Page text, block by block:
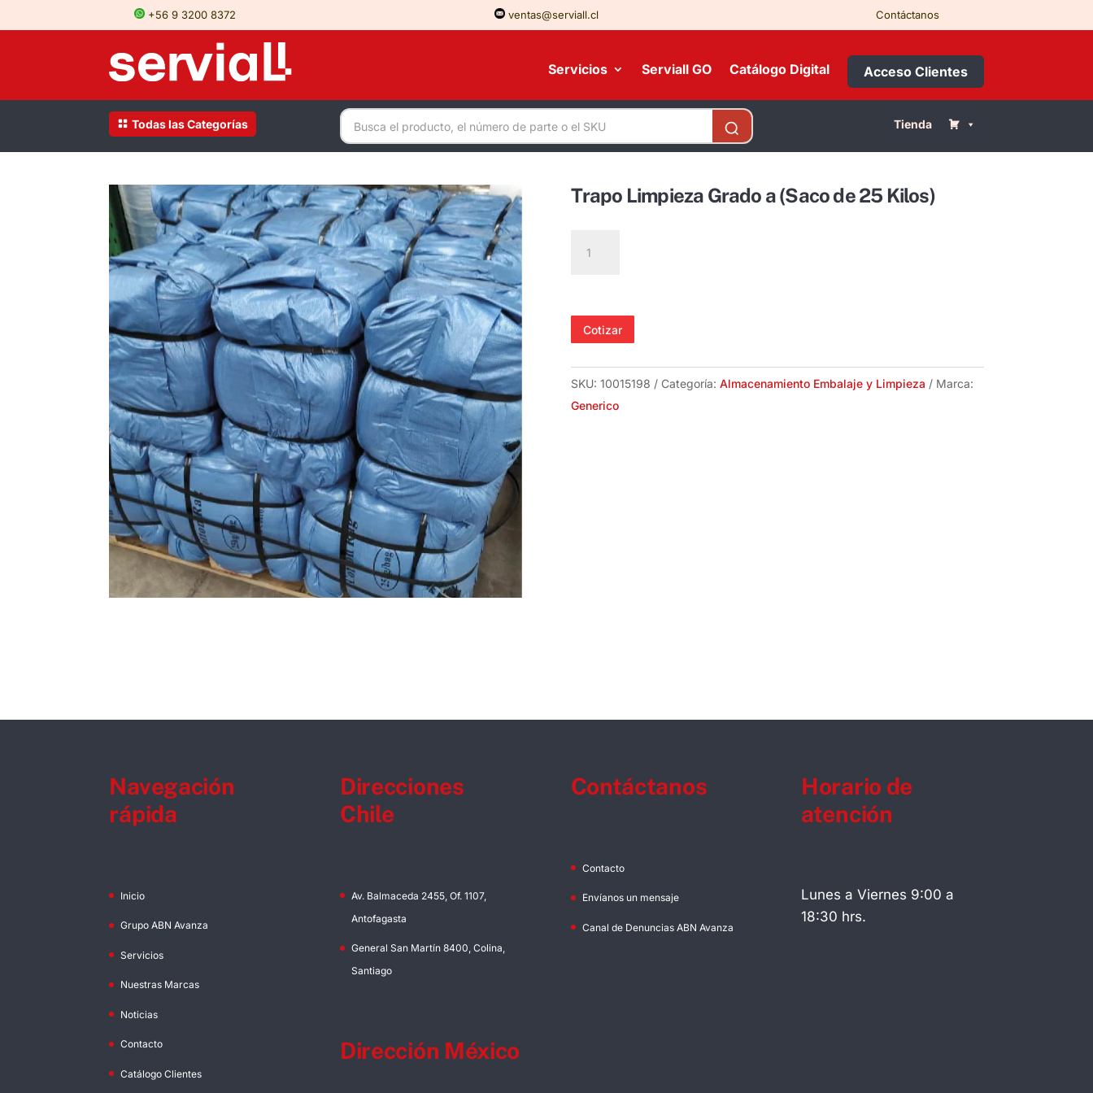
+56 9 3200 8372 ventas@serviall.cl Contáctanos
Servicios Serviall GO Catálogo Digital Acceso Clientes
Todas las Categorías Tienda
Trapo Limpieza Grado a (Saco de 25 Kilos)
Limpieza
(Saco
25
Kilos)
cantidad
Cotizar
SKU: 10015198 Categoría: Almacenamiento Embalaje y Limpieza
Marca:
Generico
Navegación
rápida
Inicio
Grupo ABN Avanza
Servicios
Nuestras Marcas
Noticias
Contacto
Catálogo Clientes
Direcciones
Chile
Av. Balmaceda 2455, Of. 1107,
Antofagasta
General San Martín 8400, Colina,
Santiago
Dirección México
Contáctanos
Contacto
Envíanos un mensaje
Canal de Denuncias ABN Avanza
Horario de
atención
Lunes a Viernes 9:00 a
18:30 hrs.